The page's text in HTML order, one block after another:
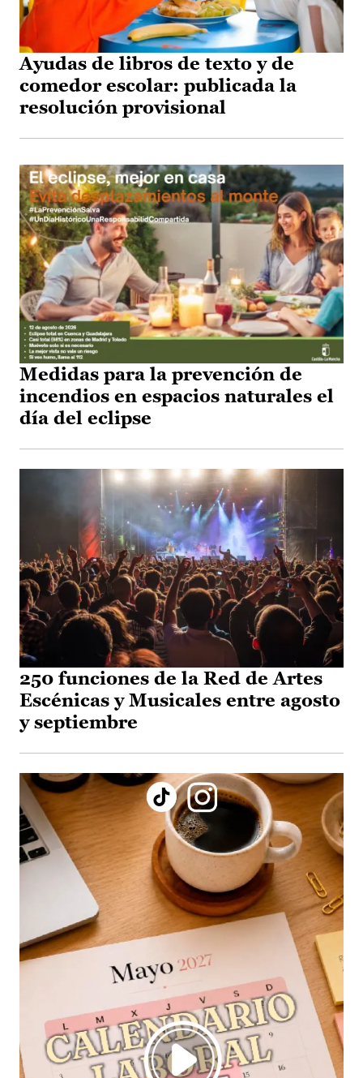
Ayudas de libros de texto y de
comedor escolar: publicada la
resolución provisional
Medidas para la prevención de
incendios en espacios naturales el
día del eclipse
250 funciones de la Red de Artes
Escénicas y Musicales entre agosto
y septiembre